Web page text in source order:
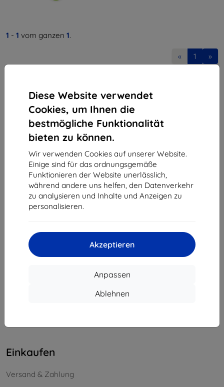
Diese Website verwendet
Cookies, um Ihnen die
bestmögliche Funktionalität
bieten zu können.
Wir verwenden Cookies auf unserer Website.
Einige sind für das ordnungsgemäße
Funktionieren der Website unerlässlich,
während andere uns helfen, den Datenverkehr
zu analysieren und Inhalte und Anzeigen zu
personalisieren.
Akzeptieren
Anpassen
Ablehnen
1 - 1 vom ganzen 1.
« 1 »
Shield-Sk s.r.o.
Ulica Rudolfa Mocka 3750/2A
841 04 Bratislava
Unternehmens-ID:46701494
USt-IdNr.:SK2023549671
info@top4mobile.eu
Einkaufen
Versand & Zahlung